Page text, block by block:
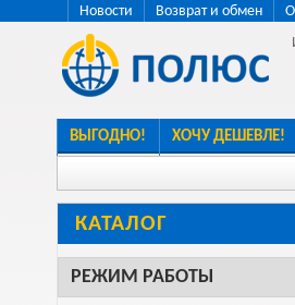
Новости Возврат и обмен
ВЫГОДНО! ХОЧУ ДЕШЕВЛЕ!
КАТАЛОГ
РЕЖИМ РАБОТЫ